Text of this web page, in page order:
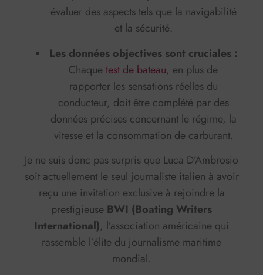
évaluer des aspects tels que la navigabilité
et la sécurité.
Les données objectives sont cruciales :
Chaquetest de bateau, en plus de
rapporter les sensations réelles du
conducteur, doit être complété par des
données précises concernant le régime, la
vitesse et la consommation de carburant.
Je ne suis donc pas surpris que Luca D’Ambrosio
soit actuellement le seul journaliste italien à avoir
reçu une invitation exclusive à rejoindre la
prestigieuse BWI (Boating Writers
International), l’association américaine qui
rassemble l’élite du journalisme maritime
mondial.